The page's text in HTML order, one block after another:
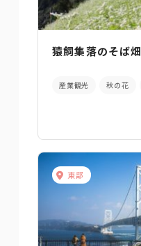
猿飼集落のそば畑
産業観光 秋の花
東部